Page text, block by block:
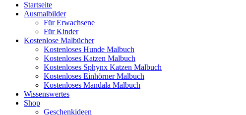
Startseite
Ausmalbilder
Für Erwachsene
Für Kinder
Kostenlose Malbücher
Kostenloses Hunde Malbuch
Kostenloses Katzen Malbuch
Kostenloses Sphynx Katzen Malbuch
Kostenloses Einhörner Malbuch
Kostenloses Mandala Malbuch
Wissenswertes
Shop
Geschenkideen